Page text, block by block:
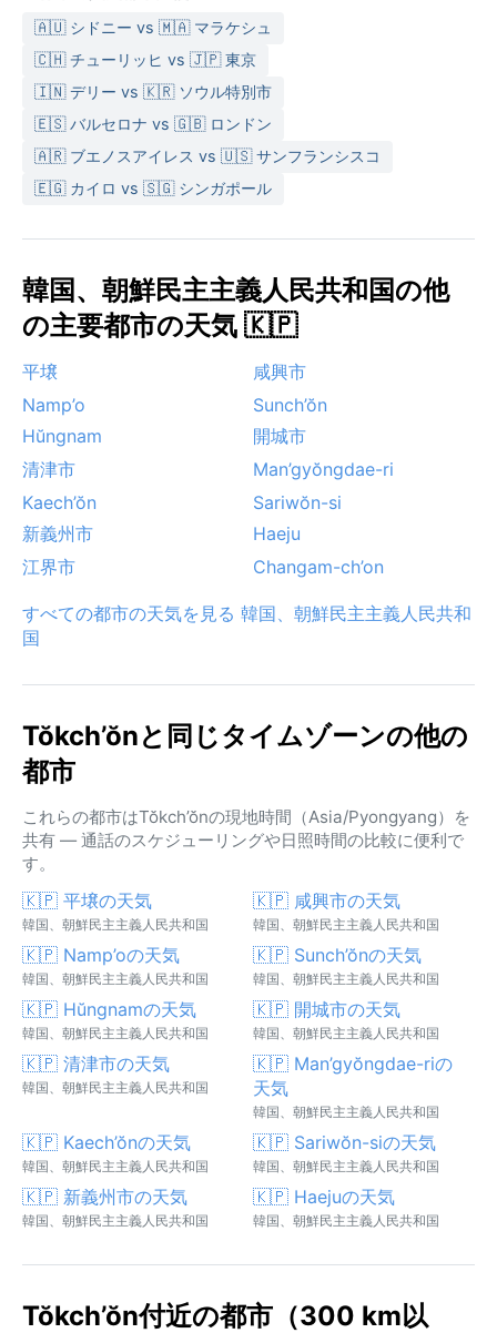
🇦🇺 シドニー vs 🇲🇦 マラケシュ
🇨🇭 チューリッヒ vs 🇯🇵 東京
🇮🇳 デリー vs 🇰🇷 ソウル特別市
🇪🇸 バルセロナ vs 🇬🇧 ロンドン
🇦🇷 ブエノスアイレス vs 🇺🇸 サンフランシスコ
🇪🇬 カイロ vs 🇸🇬 シンガポール
韓国、朝鮮民主主義人民共和国の他
の主要都市の天気 🇰🇵
平壌
咸興市
Namp’o
Sunch’ŏn
Hŭngnam
開城市
清津市
Man’gyŏngdae-ri
Kaech’ŏn
Sariwŏn-si
新義州市
Haeju
江界市
Changam-ch’on
すべての都市の天気を見る 韓国、朝鮮民主主義人民共和
国
Tŏkch’ŏnと同じタイムゾーンの他の
都市
これらの都市はTŏkch’ŏnの現地時間（Asia/Pyongyang）を
共有 — 通話のスケジューリングや日照時間の比較に便利で
す。
🇰🇵 平壌の天気
韓国、朝鮮民主主義人民共和国
🇰🇵 咸興市の天気
韓国、朝鮮民主主義人民共和国
🇰🇵 Namp’oの天気
韓国、朝鮮民主主義人民共和国
🇰🇵 Sunch’ŏnの天気
韓国、朝鮮民主主義人民共和国
🇰🇵 Hŭngnamの天気
韓国、朝鮮民主主義人民共和国
🇰🇵 開城市の天気
韓国、朝鮮民主主義人民共和国
🇰🇵 清津市の天気
韓国、朝鮮民主主義人民共和国
🇰🇵 Man’gyŏngdae-riの
天気
韓国、朝鮮民主主義人民共和国
🇰🇵 Kaech’ŏnの天気
韓国、朝鮮民主主義人民共和国
🇰🇵 Sariwŏn-siの天気
韓国、朝鮮民主主義人民共和国
🇰🇵 新義州市の天気
韓国、朝鮮民主主義人民共和国
🇰🇵 Haejuの天気
韓国、朝鮮民主主義人民共和国
Tŏkch’ŏn付近の都市（300 km以